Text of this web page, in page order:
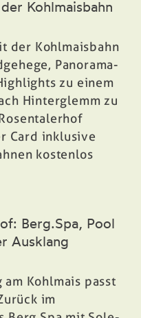
Kohlmaisbahn
der Kohlmaisbahn
Panorama-
zu einem
Hinterglemm zu
Card inklusive
kostenlos
Berg.Spa, Pool
Ausklang
Kohlmais passt
im